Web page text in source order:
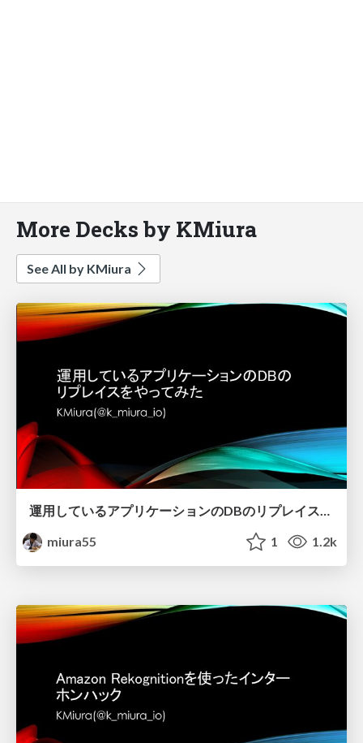
More Decks by KMiura
See All by KMiura
運用しているアプリケーションのDBのリプレイスをやってみた
miura55
1 1.2k